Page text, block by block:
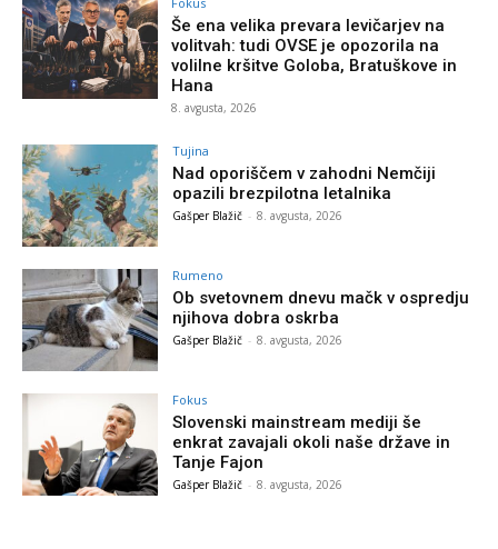
Še ena velika prevara levičarjev na
volitvah: tudi OVSE je opozorila na
volilne kršitve Goloba, Bratuškove in
Hana
8. avgusta, 2026
Tujina
Nad oporiščem v zahodni Nemčiji
opazili brezpilotna letalnika
Gašper Blažič - 8. avgusta, 2026
Rumeno
Ob svetovnem dnevu mačk v ospredju
njihova dobra oskrba
Gašper Blažič - 8. avgusta, 2026
Fokus
Slovenski mainstream mediji še
enkrat zavajali okoli naše države in
Tanje Fajon
Gašper Blažič - 8. avgusta, 2026